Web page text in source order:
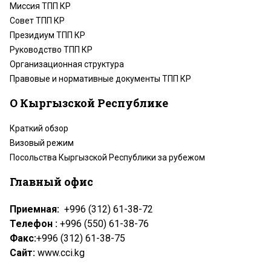
Миссия ТПП КР
Совет ТПП КР
Президиум ТПП КР
Руководство ТПП КР
Организационная структура
Правовые и нормативные документы ТПП КР
О Кыргызской Республике
Краткий обзор
Визовый режим
Посольства Кыргызской Республики за рубежом
Главный офис
Приемная: +996 (312) 61-38-72
Телефон : +996 (550) 61-38-76
Факс:+996 (312) 61-38-75
Сайт: www.cci.kg